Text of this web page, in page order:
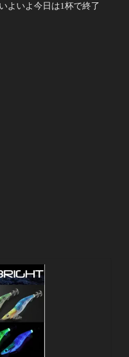
よいよ今日は1杯で終了